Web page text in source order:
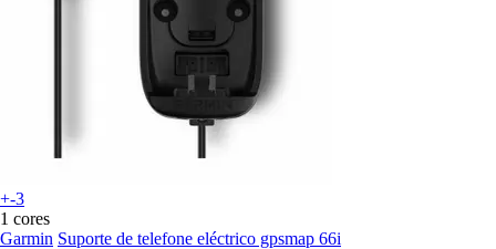
+-3
1 cores
Garmin Suporte de telefone eléctrico gpsmap 66i